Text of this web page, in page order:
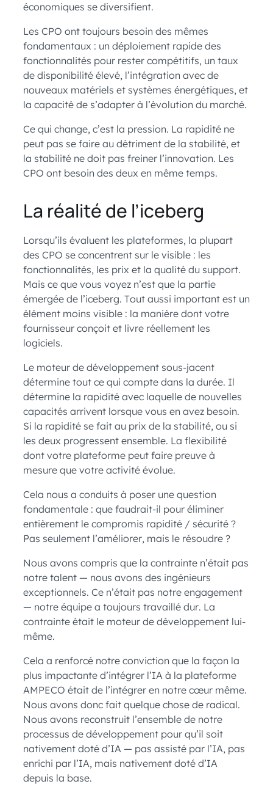
économiques se diversifient.
Les CPO ont toujours besoin des mêmes
fondamentaux : un déploiement rapide des
fonctionnalités pour rester compétitifs, un taux
de disponibilité élevé, l’intégration avec de
nouveaux matériels et systèmes énergétiques, et
la capacité de s’adapter à l’évolution du marché.
Ce qui change, c’est la pression. La rapidité ne
peut pas se faire au détriment de la stabilité, et
la stabilité ne doit pas freiner l’innovation. Les
CPO ont besoin des deux en même temps.
La réalité de l’iceberg
Lorsqu’ils évaluent les plateformes, la plupart
des CPO se concentrent sur le visible : les
fonctionnalités, les prix et la qualité du support.
Mais ce que vous voyez n’est que la partie
émergée de l’iceberg. Tout aussi important est un
élément moins visible : la manière dont votre
fournisseur conçoit et livre réellement les
logiciels.
Le moteur de développement sous-jacent
détermine tout ce qui compte dans la durée. Il
détermine la rapidité avec laquelle de nouvelles
capacités arrivent lorsque vous en avez besoin.
Si la rapidité se fait au prix de la stabilité, ou si
les deux progressent ensemble. La flexibilité
dont votre plateforme peut faire preuve à
mesure que votre activité évolue.
Cela nous a conduits à poser une question
fondamentale : que faudrait-il pour éliminer
entièrement le compromis rapidité / sécurité ?
Pas seulement l’améliorer, mais le résoudre ?
Nous avons compris que la contrainte n’était pas
notre talent — nous avons des ingénieurs
exceptionnels. Ce n’était pas notre engagement
— notre équipe a toujours travaillé dur. La
contrainte était le moteur de développement lui-
même.
Cela a renforcé notre conviction que la façon la
plus impactante d’intégrer l’IA à la plateforme
AMPECO était de l’intégrer en notre cœur même.
Nous avons donc fait quelque chose de radical.
Nous avons reconstruit l’ensemble de notre
processus de développement pour qu’il soit
nativement doté d’IA — pas assisté par l’IA, pas
enrichi par l’IA, mais nativement doté d’IA
depuis la base.